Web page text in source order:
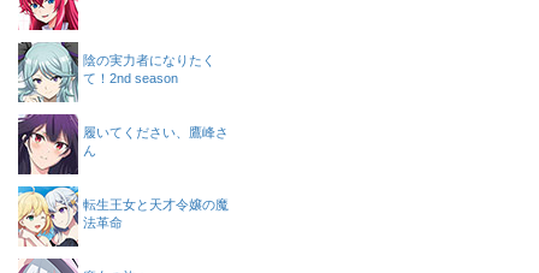
陰の実力者になりたく
て！2nd season
履いてください、鷹峰さ
ん
転生王女と天才令嬢の魔
法革命